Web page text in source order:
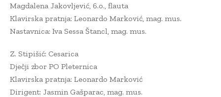
Magdalena Jakovljević, 6.o., flauta
Klavirska pratnja: Leonardo Marković, mag. mus.
Nastavnica: Iva Sessa Štancl, mag. mus.
Z. Stipišić: Cesarica
Dječji zbor PO Pleternica
Klavirska pratnja: Leonardo Marković
Dirigent: Jasmin Gašparac, mag. mus.